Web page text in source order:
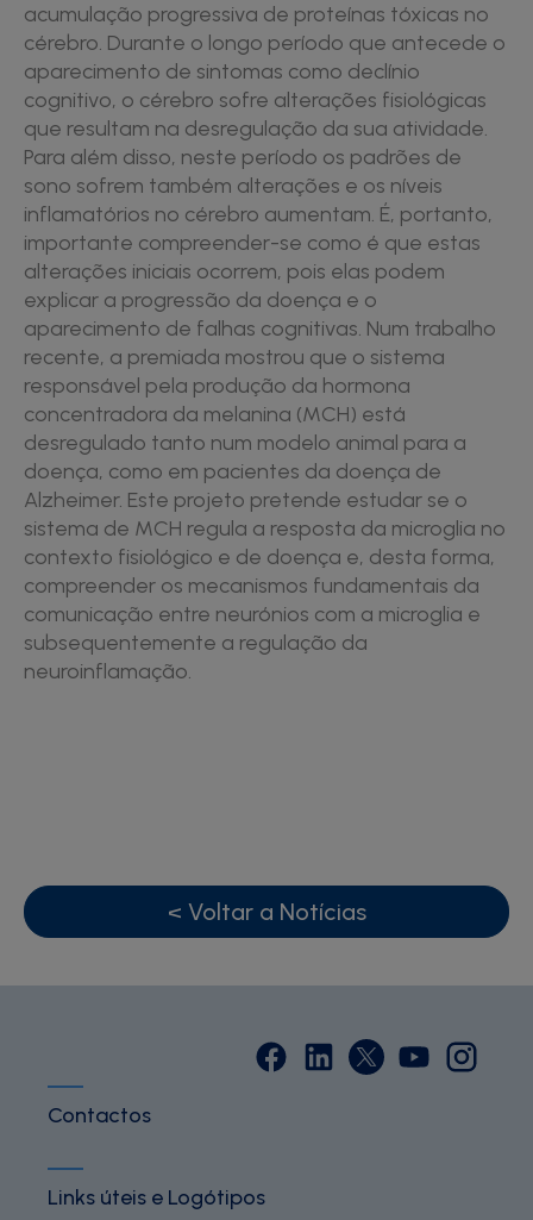
acumulação progressiva de proteínas tóxicas no
cérebro. Durante o longo período que antecede o
aparecimento de sintomas como declínio
cognitivo, o cérebro sofre alterações fisiológicas
que resultam na desregulação da sua atividade.
Para além disso, neste período os padrões de
sono sofrem também alterações e os níveis
inflamatórios no cérebro aumentam. É, portanto,
importante compreender-se como é que estas
alterações iniciais ocorrem, pois elas podem
explicar a progressão da doença e o
aparecimento de falhas cognitivas. Num trabalho
recente, a premiada mostrou que o sistema
responsável pela produção da hormona
concentradora da melanina (MCH) está
desregulado tanto num modelo animal para a
doença, como em pacientes da doença de
Alzheimer. Este projeto pretende estudar se o
sistema de MCH regula a resposta da microglia no
contexto fisiológico e de doença e, desta forma,
compreender os mecanismos fundamentais da
comunicação entre neurónios com a microglia e
subsequentemente a regulação da
neuroinflamação.
< Voltar a Notícias
Contactos
Links úteis e Logótipos